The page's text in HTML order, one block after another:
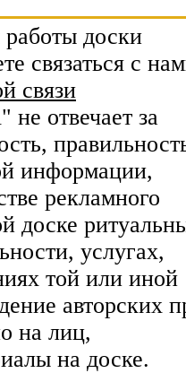
доски
связаться с
связи
отвечает за
информации,
рекламного
доске
услугах,
той или иной
авторских
на лиц,
на доске.